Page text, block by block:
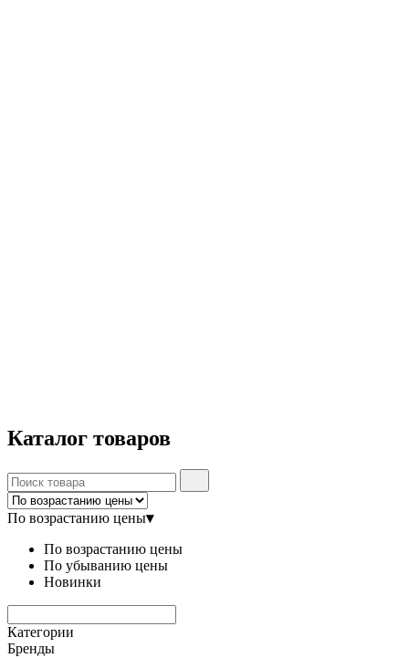
Каталог товаров
По возрастанию цены▾
По возрастанию цены
По убыванию цены
Новинки
Категории
Бренды